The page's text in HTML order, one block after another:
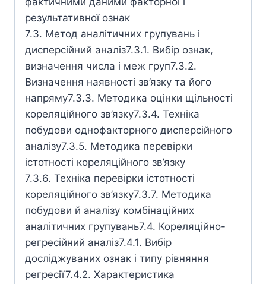
результативної ознак
7.3. Метод аналітичних групувань і
дисперсійний аналіз7.3.1. Вибір ознак,
визначення числа і меж груп7.3.2.
Визначення наявності зв’язку та його
напряму7.3.3. Методика оцінки щільності
кореляційного зв’язку7.3.4. Техніка
побудови однофакторного дисперсійного
аналізу7.3.5. Методика перевірки
істотності кореляційного зв’язку
7.3.6. Техніка перевірки істотності
кореляційного зв’язку7.3.7. Методика
побудови й аналізу комбінаційних
аналітичних групувань7.4. Кореляційно-
регресійний аналіз7.4.1. Вибір
досліджуваних ознак і типу рівняння
регресії7.4.2. Характеристика